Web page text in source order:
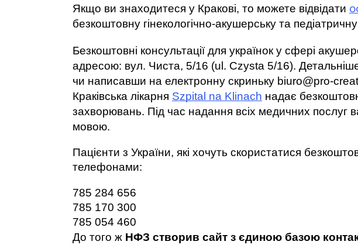
Якщо ви знаходитеся у Кракові, то можете відвідати
безкоштовну гінекологічно-акушерську та
Безкоштовні консультації для українок у сфері
адресою: вул. Чиста, 5/16 (ul. Czysta 5/16).
чи написавши на електронну скриньку biuro@pro-
Краківська лікарня Szpital na Klinach надає
захворювань. Під час надання всіх медичних послуг
мовою.
Пацієнти з України, які хочуть скористатися
телефонами:
785 284 656
785 170 300
785 054 460
До того ж НФЗ створив сайт з єдиною базою